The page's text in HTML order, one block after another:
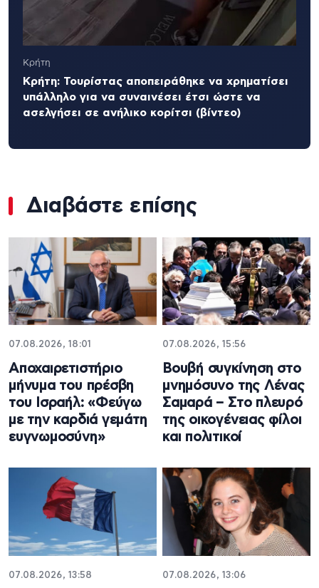
Κρήτη
Κρήτη: Τουρίστας αποπειράθηκε να χρηματίσει
υπάλληλο για να συναινέσει έτσι ώστε να
ασελγήσει σε ανήλικο κορίτσι (βίντεο)
Διαβάστε επίσης
07.08.2026, 18:01
Αποχαιρετιστήριο
μήνυμα του πρέσβη
του Ισραήλ: «Φεύγω
με την καρδιά γεμάτη
ευγνωμοσύνη»
07.08.2026, 15:56
Βουβή συγκίνηση στο
μνημόσυνο της Λένας
Σαμαρά – Στο πλευρό
της οικογένειας φίλοι
και πολιτικοί
07.08.2026, 13:58 07.08.2026, 13:06